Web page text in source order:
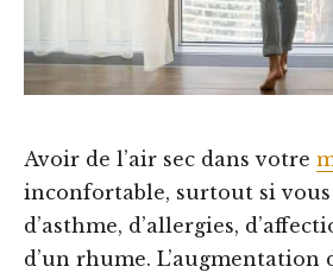
Avoir de l’air sec dans votre
inconfortable, surtout si
d’asthme, d’allergies,
d’un rhume. L’augmentation